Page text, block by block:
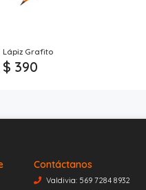
Lápiz Grafito
$ 390
Contáctanos
Valdivia: 569 7284 8932